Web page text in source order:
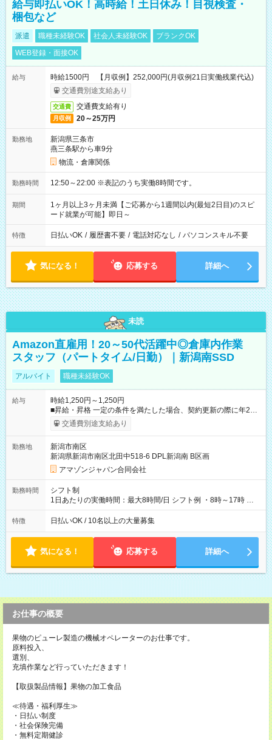
給与即払いOK！高時給！土日休み！目視検査・
梱包など
派遣 職種未経験OK 社会人未経験OK
ブランクOK
WEB登録・面接OK
給与
時給1500円 【月収例】252,000円(月収例21日実働残業代込)
交通費別途支給あり
交通費 交通費支給有り
月収例 20～25万円
勤務地
新潟県三条市
燕三条駅から車9分
物流・倉庫関係
勤務時間 12:50～22:00 ※表記のうち実働8時間です。
期間
1ヶ月以上3ヶ月未満【ご応募から1週間以内(最短2日目)のスピ
ード就業が可能】即日～
特徴 日払いOK / 履歴書不要 / 電話対応なし / パソコンスキル不要
気になる！ 応募する 詳細へ
未読
Amazon直雇用！20～50代活躍中◎倉庫内作業
スタッフ（パートタイム/日勤）｜新潟南SSD
アルバイト 職種未経験OK
給与
時給1,250円～1,250円
■昇給・昇格 一定の条件を満たした場合、契約更新の際に年2回
まで昇給の機会があります。 ■正社員登用制度あり ※月末締/翌
月25日支払い ※時間外手当、別途支給 ※深夜割増賃金 (22:00～
☆Amazon直雇用で安定して働けます！ 【試用期間】試用期間
あり 試用期間の長さ：1週間 雇用形態、給与は本採用時と同じ
です。
交通費別途支給あり
勤務地
新潟市南区
新潟県新潟市南区北田中518-6 DPL新潟南 B区画
アマゾンジャパン合同会社
勤務時間
シフト制
1日あたりの実働時間：最大8時間/日 シフト例 ・8時～17時 ・
12時～21時
特徴 日払いOK / 10名以上の大量募集
気になる！ 応募する 詳細へ
お仕事の概要
果物のピューレ製造の機械オペレーターのお仕事です。
原料投入、
選別、
充填作業など行っていただきます！
【取扱製品情報】果物の加工食品
≪待遇・福利厚生≫
・日払い制度
・社会保険完備
・無料定期健診